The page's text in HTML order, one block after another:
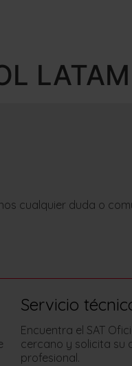
LATAM
cualquier duda o
Servicio
Encuentra el SAT
cercano y solicita su
profesional.